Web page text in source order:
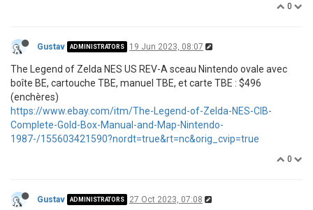
0
Gustav ADMINISTRATORS 19 Jun 2023, 08:07
The Legend of Zelda NES US REV-A sceau Nintendo ovale avec
boîte BE, cartouche TBE, manuel TBE, et carte TBE : $496
(enchères)
https://www.ebay.com/itm/The-Legend-of-Zelda-NES-CIB-
Complete-Gold-Box-Manual-and-Map-Nintendo-
1987-/155603421590?nordt=true&rt=nc&orig_cvip=true
0
Gustav ADMINISTRATORS 27 Oct 2023, 07:08